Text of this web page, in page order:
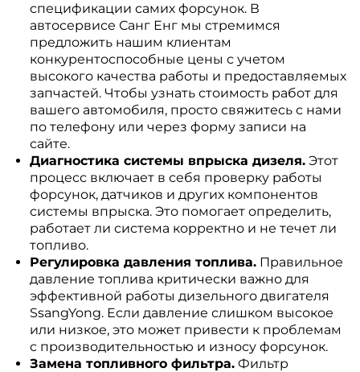
спецификации самих форсунок. В
автосервисе Санг Енг мы стремимся
предложить нашим клиентам
конкурентоспособные цены с учетом
высокого качества работы и предоставляемых
запчастей. Чтобы узнать стоимость работ для
вашего автомобиля, просто свяжитесь с нами
по телефону или через форму записи на
сайте.
Диагностика системы впрыска дизеля.Этот
процесс включает в себя проверку работы
форсунок, датчиков и других компонентов
системы впрыска. Это помогает определить,
работает ли система корректно и не течет ли
топливо.
Регулировка давления топлива.Правильное
давление топлива критически важно для
эффективной работы дизельного двигателя
SsangYong. Если давление слишком высокое
или низкое, это может привести к проблемам
с производительностью и износу форсунок.
Замена топливного фильтра.Фильтр